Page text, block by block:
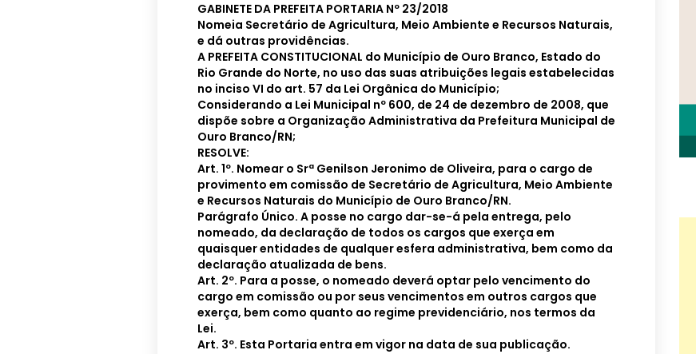
GABINETE DA PREFEITA PORTARIA Nº 23/2018
Nomeia Secretário de Agricultura, Meio Ambiente e Recursos Naturais,
e dá outras providências.
A PREFEITA CONSTITUCIONAL do Município de Ouro Branco, Estado do
Rio Grande do Norte, no uso das suas atribuições legais estabelecidas
no inciso VI do art. 57 da Lei Orgânica do Município;
Considerando a Lei Municipal nº 600, de 24 de dezembro de 2008, que
dispõe sobre a Organização Administrativa da Prefeitura Municipal de
Ouro Branco/RN;
RESOLVE:
Art. 1º. Nomear o Srª Genilson Jeronimo de Oliveira, para o cargo de
provimento em comissão de Secretário de Agricultura, Meio Ambiente
e Recursos Naturais do Município de Ouro Branco/RN.
Parágrafo Único. A posse no cargo dar-se-á pela entrega, pelo
nomeado, da declaração de todos os cargos que exerça em
quaisquer entidades de qualquer esfera administrativa, bem como da
declaração atualizada de bens.
Art. 2º. Para a posse, o nomeado deverá optar pelo vencimento do
cargo em comissão ou por seus vencimentos em outros cargos que
exerça, bem como quanto ao regime previdenciário, nos termos da
Lei.
Art. 3º. Esta Portaria entra em vigor na data de sua publicação.